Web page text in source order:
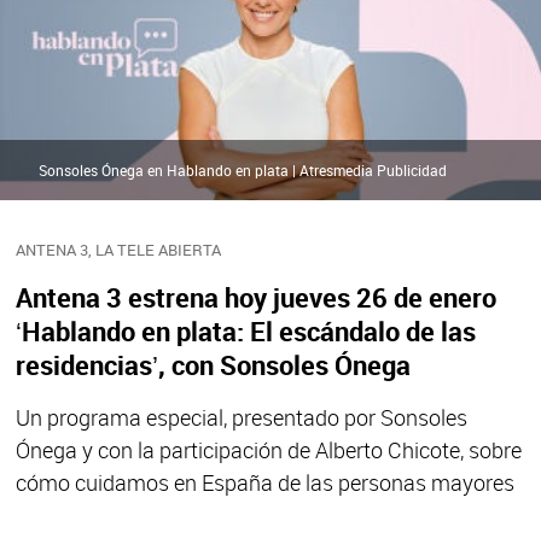
ANTENA 3, LA TELE ABIERTA
Antena 3 estrena hoy jueves 26 de enero
‘Hablando en plata: El escándalo de las
residencias’, con Sonsoles Ónega
Un programa especial, presentado por Sonsoles
Ónega y con la participación de Alberto Chicote, sobre
cómo cuidamos en España de las personas mayores
Sonsoles Ónega en Hablando en plata | Atresmedia Publicidad